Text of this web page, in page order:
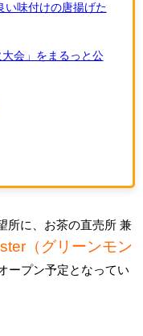
味付けの唐揚げた
会」をまるっと公
所に、お茶の直売所 兼
（グリーンモン
ープン予定となってい